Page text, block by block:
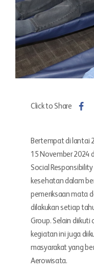
Click to Share
Bertempat di lantai
15 November 2024
Social
kesehatan dalam
pemeriksaan mata
dilakukan setiap
Group. Selain diikuti
kegiatan ini juga
masyarakat yang
Aerowisata.